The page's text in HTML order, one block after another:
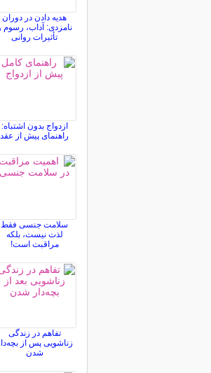
هدیه دادن در دوران
نامزدی: آداب، رسوم
تأثیرات روانی
ازدواج بدون اشتباه:
راهنمای پیش از عقد
سلامت جنسی فقط
لذت نیست، بلکه
مراقبت است!
تفاهم در زندگی
زناشویی پس از
شدن